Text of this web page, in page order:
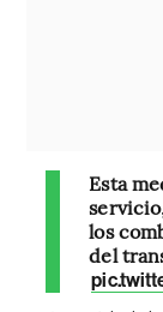
Esta
los
del